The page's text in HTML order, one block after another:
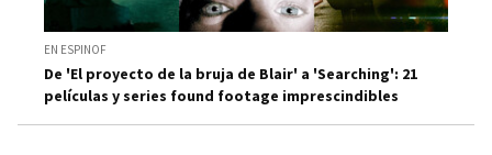
EN ESPINOF
De 'El proyecto de la bruja de Blair' a 'Searching': 21
películas y series found footage imprescindibles